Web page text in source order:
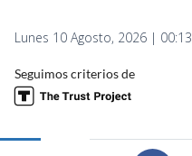
Lunes 10 Agosto, 2026 | 00:13
Seguimos criterios de